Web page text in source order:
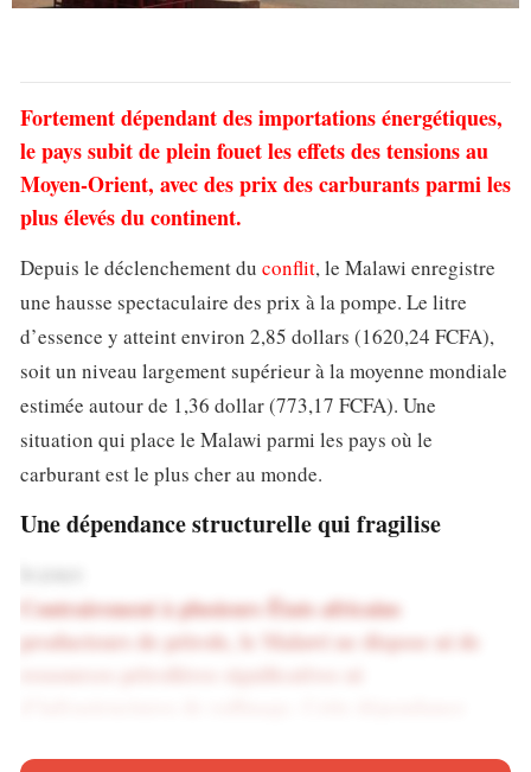
Fortement dépendant des importations énergétiques,
le pays subit de plein fouet les effets des tensions au
Moyen-Orient, avec des prix des carburants parmi les
plus élevés du continent.
Depuis le déclenchement du conflit, le Malawi enregistre
une hausse spectaculaire des prix à la pompe. Le litre
d’essence y atteint environ 2,85 dollars (1620,24 FCFA),
soit un niveau largement supérieur à la moyenne mondiale
estimée autour de 1,36 dollar (773,17 FCFA). Une
situation qui place le Malawi parmi les pays où le
carburant est le plus cher au monde.
Une dépendance structurelle qui fragilise
Contrairement à plusieurs États africains
producteurs de pétrole, le Malawi ne dispose ni de